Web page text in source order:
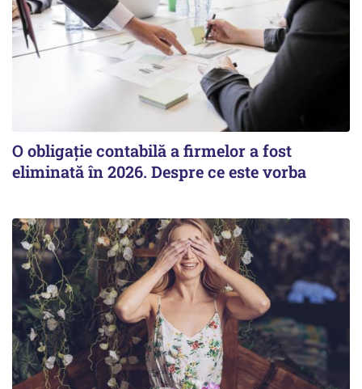
O obligație contabilă a firmelor a fost
eliminată în 2026. Despre ce este vorba